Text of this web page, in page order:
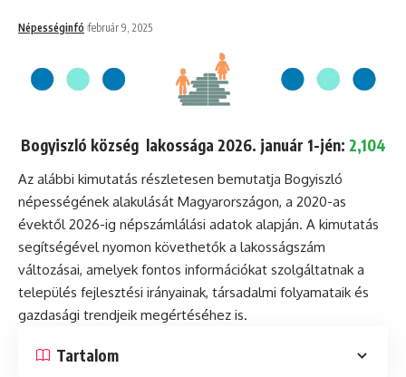
Népességinfó február 9, 2025
Bogyiszló község lakossága 2026. január 1-jén: 2,104
Az alábbi kimutatás részletesen bemutatja Bogyiszló
népességének alakulását Magyarországon, a 2020-as
évektől 2026-ig népszámlálási adatok alapján. A kimutatás
segítségével nyomon követhetők a lakosságszám
változásai, amelyek fontos információkat szolgáltatnak a
település fejlesztési irányainak, társadalmi folyamataik és
gazdasági trendjeik megértéséhez is.
Tartalom